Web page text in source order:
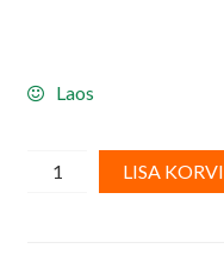
Laos
Kandiline
LISA KORVI